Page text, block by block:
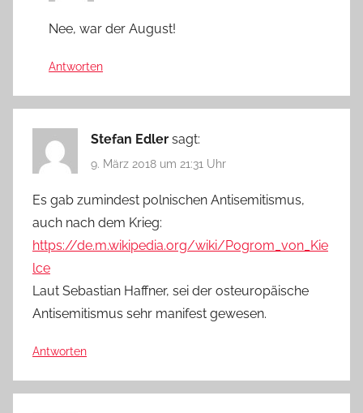
Nee, war der August!
Antworten
Stefan Edler sagt:
9. März 2018 um 21:31 Uhr
Es gab zumindest polnischen Antisemitismus,
auch nach dem Krieg:
https://de.m.wikipedia.org/wiki/Pogrom_von_Kie
lce
Laut Sebastian Haffner, sei der osteuropäische
Antisemitismus sehr manifest gewesen.
Antworten